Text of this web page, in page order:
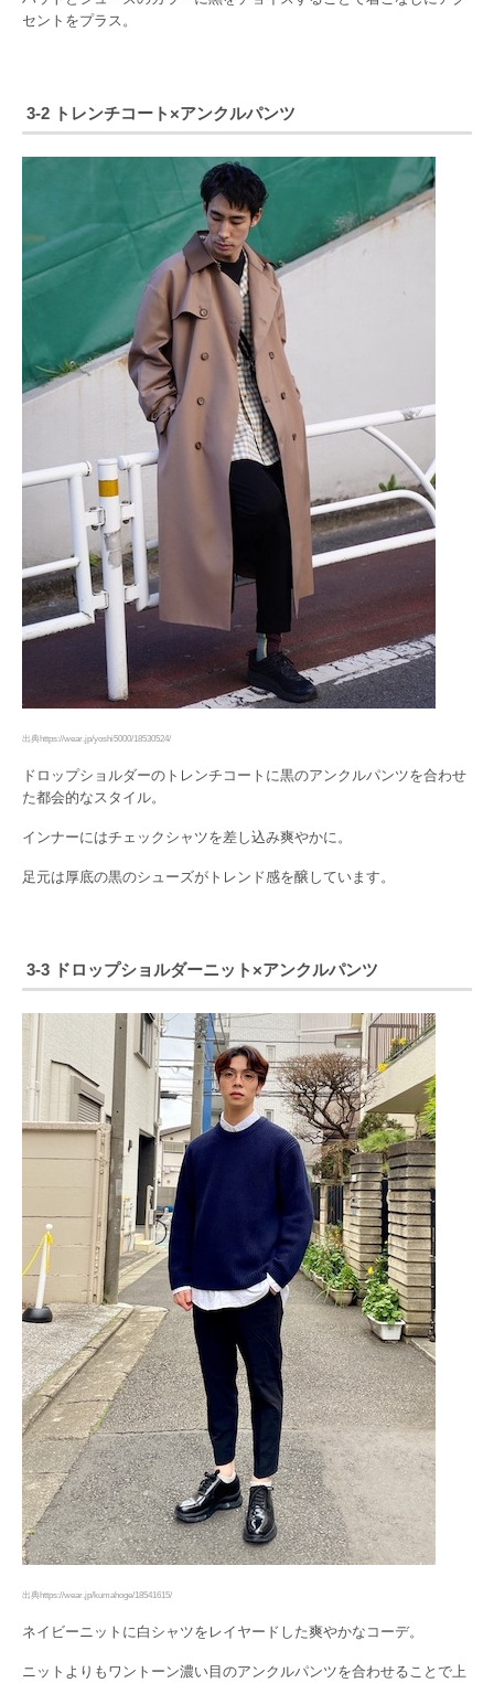
セントをプラス。
3-2 トレンチコート×アンクルパンツ
出典https://wear.jp/yoshi5000/18530524/
ドロップショルダーのトレンチコートに黒のアンクルパンツを合わせ
た都会的なスタイル。
インナーにはチェックシャツを差し込み爽やかに。
足元は厚底の黒のシューズがトレンド感を醸しています。
3-3 ドロップショルダーニット×アンクルパンツ
出典https://wear.jp/kumahoge/18541615/
ネイビーニットに白シャツをレイヤードした爽やかなコーデ。
ニットよりもワントーン濃い目のアンクルパンツを合わせることで上